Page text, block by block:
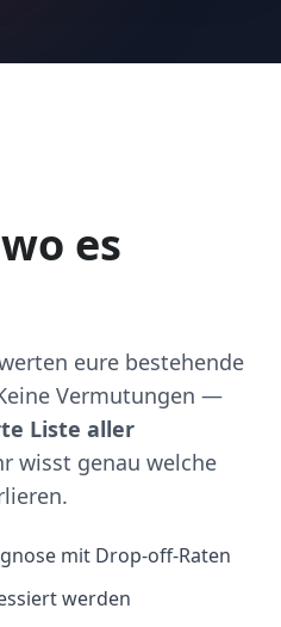
es
eure bestehende
Vermutungen —
Liste aller
wisst genau welche
mit Drop-off-Raten
werden